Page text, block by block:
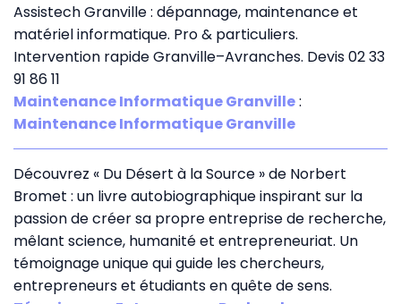
Assistech Granville : dépannage, maintenance et
matériel informatique. Pro & particuliers.
Intervention rapide Granville–Avranches. Devis 02 33
91 86 11
Maintenance Informatique Granville:
Maintenance Informatique Granville
Découvrez « Du Désert à la Source » de Norbert
Bromet : un livre autobiographique inspirant sur la
passion de créer sa propre entreprise de recherche,
mêlant science, humanité et entrepreneuriat. Un
témoignage unique qui guide les chercheurs,
entrepreneurs et étudiants en quête de sens.